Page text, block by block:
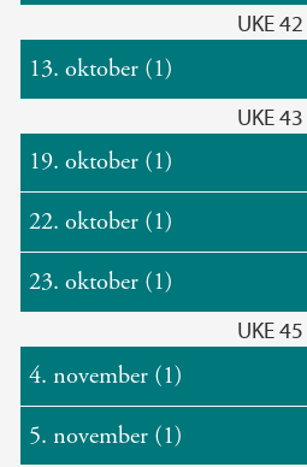
UKE 42
13. oktober (1)
UKE 43
19. oktober (1)
22. oktober (1)
23. oktober (1)
UKE 45
4. november (1)
5. november (1)